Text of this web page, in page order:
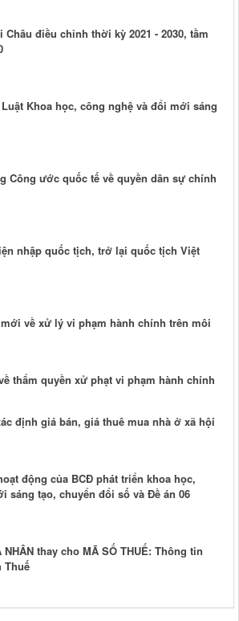
điều chỉnh thời kỳ 2021 - 2030, tầm
Khoa học, công nghệ và đổi mới sáng
Công ước quốc tế về quyền dân sự chính
nhập quốc tịch, trở lại quốc tịch Việt
về xử lý vi phạm hành chính trên môi
thẩm quyền xử phạt vi phạm hành chính
định giá bán, giá thuê mua nhà ở xã hội
động của BCĐ phát triển khoa học,
sáng tạo, chuyển đổi số và Đề án 06
NHÂN thay cho MÃ SỐ THUẾ: Thông tin
Thuế